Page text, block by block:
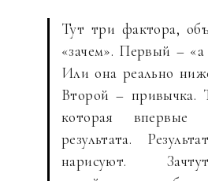
Тут три фактора,
«зачем». Первый – «а
Или она реально
Второй – привычка.
которая впервые
результата.
нарисуют.